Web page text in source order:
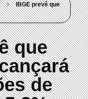
IBGE prevê que
que
de